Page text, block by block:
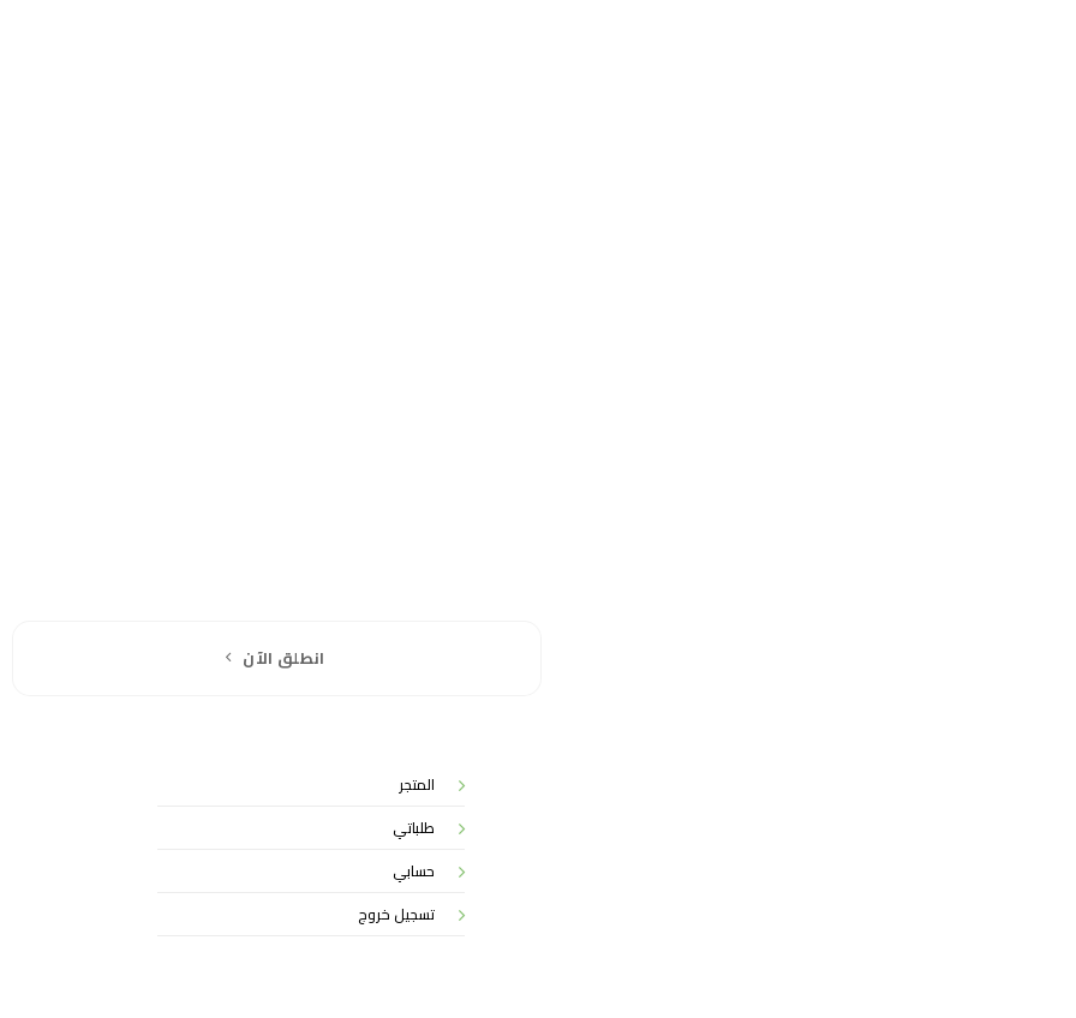
انطلق الآن
المتجر
طلباتي
حسابي
تسجيل خروج